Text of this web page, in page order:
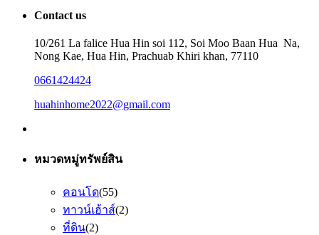
Contact us
10/261 La falice Hua Hin soi 112, Soi Moo Baan Hua Na,
Nong Kae, Hua Hin, Prachuab Khiri khan, 77110
0661424424
huahinhome2022@gmail.com
หมวดหมู่ทรัพย์สิน
คอนโด(55)
ทาวน์เฮ้าส์(2)
ที่ดิน(2)